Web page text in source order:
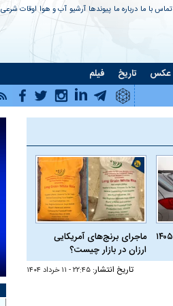
تماس با ما درباره ما پیوندها آرشیو آب و هوا اوقات شرعی
عکس تاریخ فیلم
ماجرای برنج‌های آمریکایی
ارزان در بازار چیست؟
تاریخ انتشار: ۲۲:۴۵ - ۱۱ خرداد ۱۴۰۴